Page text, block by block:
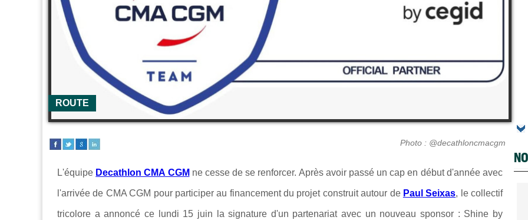
ROUTE
Photo : @decathloncmacgm
L'équipe Decathlon CMA CGM ne cesse de se renforcer. Après avoir passé un cap en début d'année avec
l'arrivée de CMA CGM pour participer au financement du projet construit autour de Paul Seixas, le collectif
tricolore a annoncé ce lundi 15 juin la signature d'un partenariat avec un nouveau sponsor : Shine by